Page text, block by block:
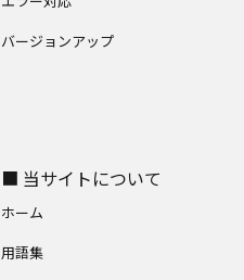
バージョンアップ
■ 当サイトについて
ホーム
用語集